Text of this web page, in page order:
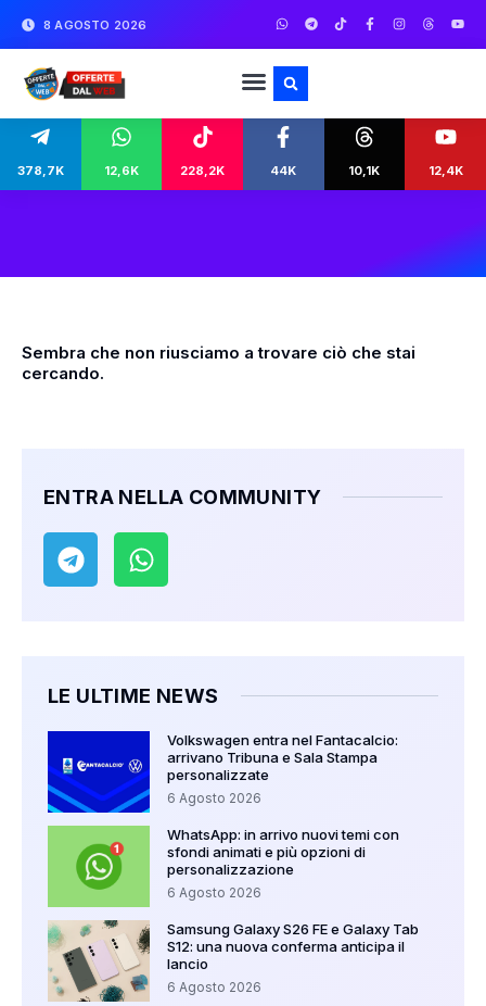
8 AGOSTO 2026
378,7K 12,6K 228,2K 44K 10,1K 12,4K
Sembra che non riusciamo a trovare ciò che stai
cercando.
ENTRA NELLA COMMUNITY
LE ULTIME NEWS
Volkswagen entra nel Fantacalcio:
arrivano Tribuna e Sala Stampa
personalizzate
6 Agosto 2026
WhatsApp: in arrivo nuovi temi con
sfondi animati e più opzioni di
personalizzazione
6 Agosto 2026
Samsung Galaxy S26 FE e Galaxy Tab
S12: una nuova conferma anticipa il
lancio
6 Agosto 2026